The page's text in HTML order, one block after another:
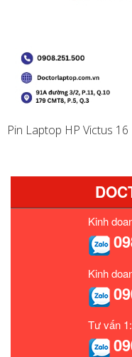
Pin Laptop HP Victus 16
Kinh
Kinh
Tư vấn